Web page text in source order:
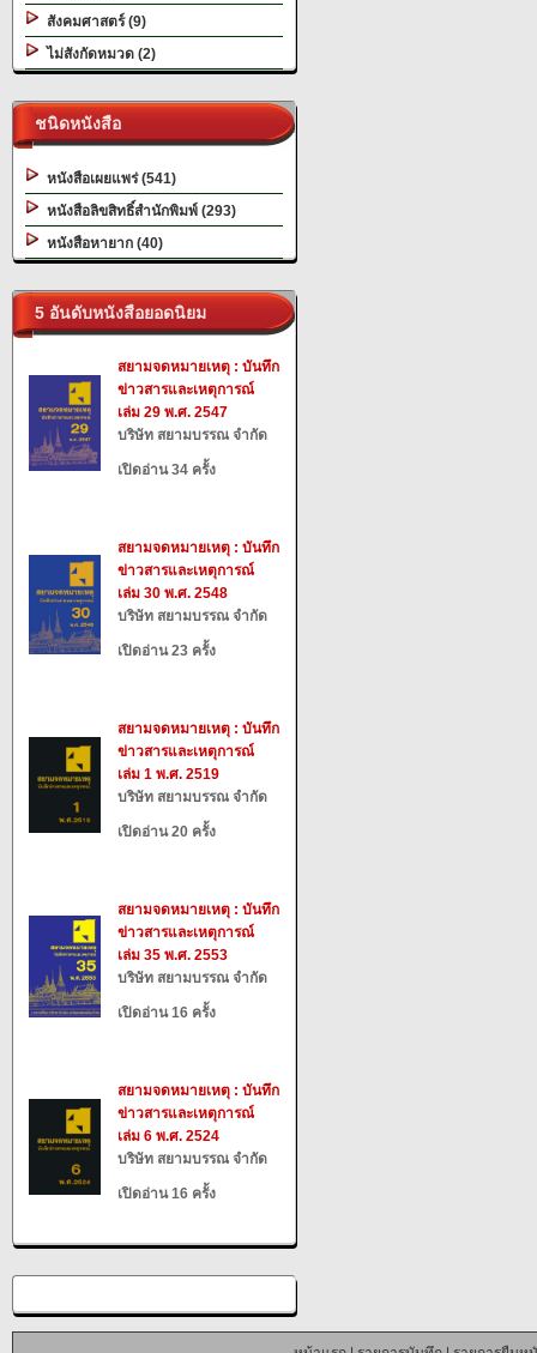
สังคมศาสตร์ (9)
ไม่สังกัดหมวด (2)
ชนิดหนังสือ
หนังสือเผยแพร่ (541)
หนังสือลิขสิทธิ์สำนักพิมพ์ (293)
หนังสือหายาก (40)
5 อันดับหนังสือยอดนิยม
สยามจดหมายเหตุ : บันทึก
ข่าวสารและเหตุการณ์
เล่ม 29 พ.ศ. 2547
บริษัท สยามบรรณ จำกัด
เปิดอ่าน 34 ครั้ง
สยามจดหมายเหตุ : บันทึก
ข่าวสารและเหตุการณ์
เล่ม 30 พ.ศ. 2548
บริษัท สยามบรรณ จำกัด
เปิดอ่าน 23 ครั้ง
สยามจดหมายเหตุ : บันทึก
ข่าวสารและเหตุการณ์
เล่ม 1 พ.ศ. 2519
บริษัท สยามบรรณ จำกัด
เปิดอ่าน 20 ครั้ง
สยามจดหมายเหตุ : บันทึก
ข่าวสารและเหตุการณ์
เล่ม 35 พ.ศ. 2553
บริษัท สยามบรรณ จำกัด
เปิดอ่าน 16 ครั้ง
สยามจดหมายเหตุ : บันทึก
ข่าวสารและเหตุการณ์
เล่ม 6 พ.ศ. 2524
บริษัท สยามบรรณ จำกัด
เปิดอ่าน 16 ครั้ง